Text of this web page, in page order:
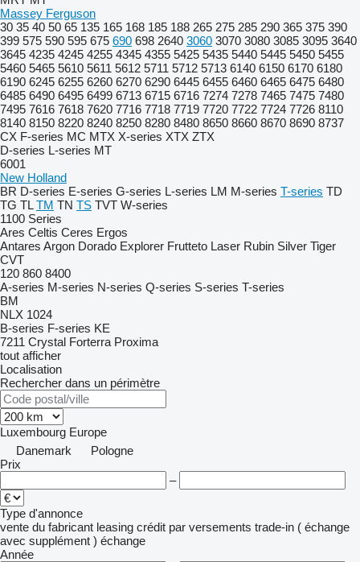
Massey Ferguson
30 35 40 50 65 135 165 168 185 188 265 275 285 290 365 375 390
399 575 590 595 675 690 698 2640 3060 3070 3080 3085 3095 3640
3645 4235 4245 4255 4345 4355 5425 5435 5440 5445 5450 5455
5460 5465 5610 5611 5612 5711 5712 5713 6140 6150 6170 6180
6190 6245 6255 6260 6270 6290 6445 6455 6460 6465 6475 6480
6485 6490 6495 6499 6713 6715 6716 7274 7278 7465 7475 7480
7495 7616 7618 7620 7716 7718 7719 7720 7722 7724 7726 8110
8140 8150 8220 8240 8250 8280 8480 8650 8660 8670 8690 8737
CX F-series MC MTX X-series XTX ZTX
D-series L-series MT
6001
New Holland
BR D-series E-series G-series L-series LM M-series T-series TD
TG TL TM TN TS TVT W-series
1100 Series
Ares Celtis Ceres Ergos
Antares Argon Dorado Explorer Frutteto Laser Rubin Silver Tiger
CVT
120 860 8400
A-series M-series N-series Q-series S-series T-series
BM
NLX 1024
B-series F-series KE
7211 Crystal Forterra Proxima
tout afficher
Localisation
Rechercher dans un périmètre
Luxembourg Europe
Danemark
Pologne
Prix
–
Type d'annonce
vente du fabricant leasing crédit par versements trade-in ( échange
avec supplément ) échange
Année